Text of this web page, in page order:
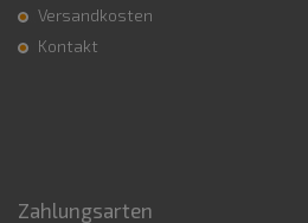
Versandkosten
Kontakt
Zahlungsarten